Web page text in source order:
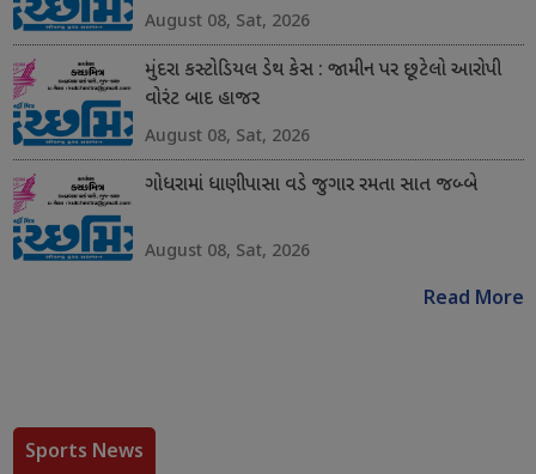
August 08, Sat, 2026
મુંદરા કસ્ટોડિયલ ડેથ કેસ : જામીન પર છૂટેલો આરોપી
વોરંટ બાદ હાજર
August 08, Sat, 2026
ગોધરામાં ધાણીપાસા વડે જુગાર રમતા સાત જબ્બે
August 08, Sat, 2026
Read More
Sports News